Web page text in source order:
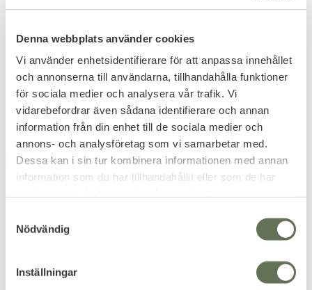
Denna webbplats använder cookies
Vi använder enhetsidentifierare för att anpassa innehållet
och annonserna till användarna, tillhandahålla funktioner
för sociala medier och analysera vår trafik. Vi
vidarebefordrar även sådana identifierare och annan
information från din enhet till de sociala medier och
annons- och analysföretag som vi samarbetar med.
Dessa kan i sin tur kombinera informationen med annan
information som du har tillhandahållit eller som de har
Nödvändig
Inställningar
Add to favorites
Sig Sauer ProForce P229
Kraftfull realism.
2 156 KR
Add to favorites
Sig Sauer Proforce P226
En populär Airsoft pistol med
fina funktioner.
2 156 KR
Add to favorites
FAVORITE
Add to favorites
21%
FAVORITE
PACK